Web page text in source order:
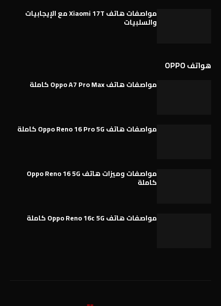
مواصفات هاتف Xiaomi 17T مع الإيجابيات
والسلبيات
هواتف OPPO
مواصفات هاتف Oppo A7 Pro Max كاملة
مواصفات هاتف Oppo Reno 16 Pro 5G كاملة
مواصفات وميزات هاتف Oppo Reno 16 5G
كاملة
مواصفات هاتف Oppo Reno 16c 5G كاملة